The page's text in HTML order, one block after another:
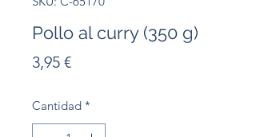
Pollo al curry (350 g)
3,95 €Precio
Cantidad *